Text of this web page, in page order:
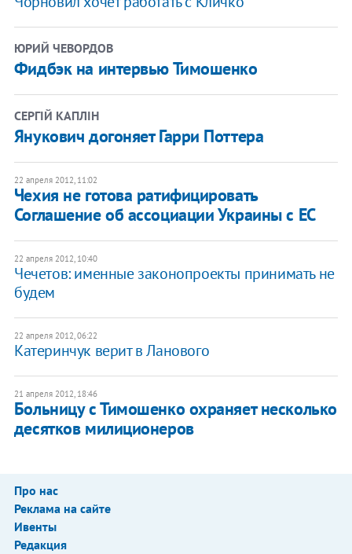
ЮРИЙ ЧЕВОРДОВ
Фидбэк на интервью Тимошенко
СЕРГІЙ КАПЛІН
Янукович догоняет Гарри Поттера
22 апреля 2012, 11:02
Чехия не готова ратифицировать
Соглашение об ассоциации Украины с ЕС
22 апреля 2012, 10:40
Чечетов: именные законопроекты принимать не
будем
22 апреля 2012, 06:22
Катеринчук верит в Ланового
21 апреля 2012, 18:46
Больницу с Тимошенко охраняет несколько
десятков милиционеров
Про нас
Реклама на сайте
Ивенты
Редакция